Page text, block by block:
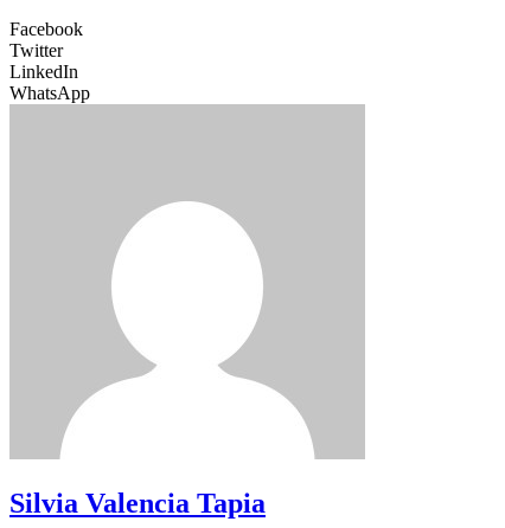
Facebook
Twitter
LinkedIn
WhatsApp
Silvia Valencia Tapia